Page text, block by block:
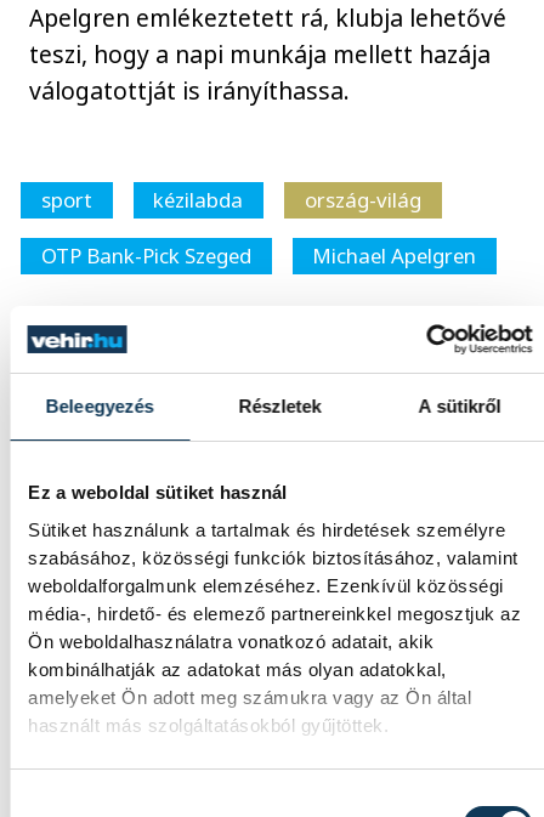
Beleegyezés Részletek A sütikről
Ez a weboldal sütiket használ
Sütiket használunk a tartalmak és hirdetések személyre
szabásához, közösségi funkciók biztosításához, valamint
weboldalforgalmunk elemzéséhez. Ezenkívül közösségi
média-, hirdető- és elemező partnereinkkel megosztjuk az
Ön weboldalhasználatra vonatkozó adatait, akik
kombinálhatják az adatokat más olyan adatokkal,
amelyeket Ön adott meg számukra vagy az Ön által
használt más szolgáltatásokból gyűjtöttek.
Apelgren emlékeztetett rá, klubja lehetővé
teszi, hogy a napi munkája mellett hazája
válogatottját is irányíthassa.
sport kézilabda
ország-világ
OTP Bank-Pick Szeged
Michael Apelgren
FOTÓS
Tál